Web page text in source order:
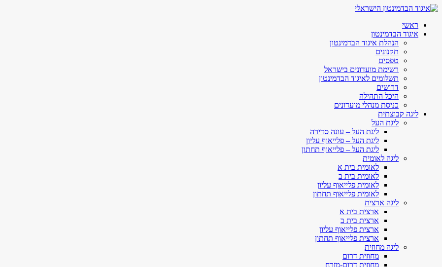
ראשי
איגוד הבדמינטון
הנהלת איגוד הבדמינטון
תקנונים
טפסים
רשימת מועדונים בישראל
תשלומים לאיגוד הבדמינטון
דרושים
היכל התהילה
כניסת מנהלי מועדונים
ליגה קבוצתית
ליגת העל
ליגת העל – עונה סדירה
ליגת העל – פלייאוף עליון
ליגת העל – פלייאוף תחתון
ליגה לאומית
לאומית בית א
לאומית בית ב
לאומית פלייאוף עליון
לאומית פלייאוף תחתון
ליגה ארצית
ארצית בית א
ארצית בית ב
ארצית פלייאוף עליון
ארצית פלייאוף תחתון
ליגה מחוזית
מחוזית דרום
מחוזית דרום-מזרח